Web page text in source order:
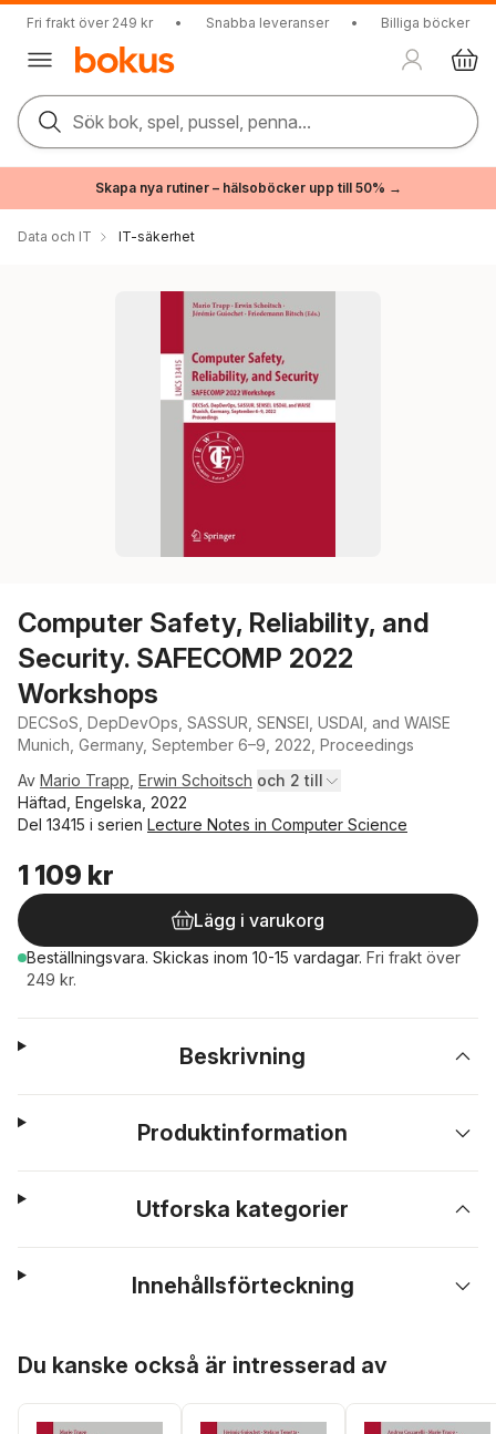
Fri frakt över 249 kr • Snabba leveranser • Billiga böcker
Sök bok, spel, pussel, penna...
Skapa nya rutiner – hälsoböcker upp till 50% →
Data och IT IT-säkerhet
Computer Safety, Reliability, and
Security. SAFECOMP 2022
Workshops
DECSoS, DepDevOps, SASSUR, SENSEI, USDAI, and WAISE
Munich, Germany, September 6–9, 2022, Proceedings
Av Mario Trapp Erwin Schoitsch och 2 till
Häftad, Engelska, 2022
Del 13415 i serien Lecture Notes in Computer Science
1 109 kr
Lägg i varukorg
Beställningsvara. Skickas inom 10-15 vardagar. Fri frakt över
249 kr.
Beskrivning
Produktinformation
Utforska kategorier
Innehållsförteckning
Du kanske också är intresserad av